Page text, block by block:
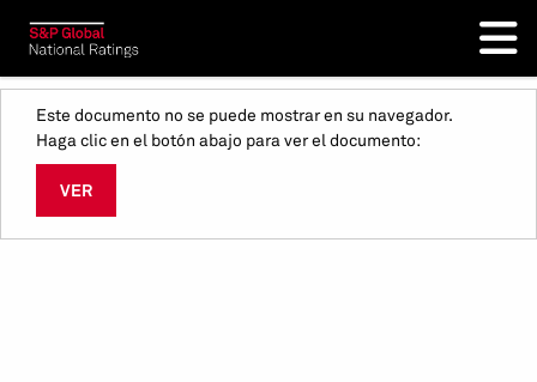
Este documento no se puede mostrar en su navegador.
Haga clic en el botón abajo para ver el documento:
VER